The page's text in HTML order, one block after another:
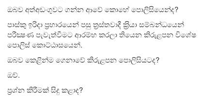
ඔබව අත්අඩංගුවට ගන්න ආවේ කොහේ පොලිසියෙන්ද?
පාස්කු ඉරිදා ප‍්‍රහාරයෙන් පසු ත‍්‍රස්තවාදී ක‍්‍රියා සම්බන්ධයෙන්
පරීක්‍ෂණ පැවැත්වීමට ආරම්භ කරලා තියෙන කිරුළපන විශේෂ
පොලිස් කොට්ඨාසයෙන්.
ඔබව කෙළින්ම ගෙනාවේ කිරුළපන පොලිසියටද?
ඔව්.
ප‍්‍රශ්න කිරීමක් සිදු කළාද?